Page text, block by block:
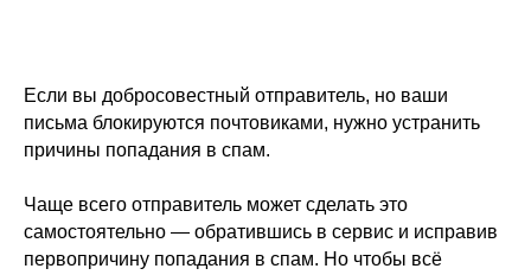
Если вы добросовестный отправитель, но ваши
письма блокируются почтовиками, нужно устранить
причины попадания в спам.
Чаще всего отправитель может сделать это
самостоятельно — обратившись в сервис и исправив
первопричину попадания в спам. Но чтобы всё